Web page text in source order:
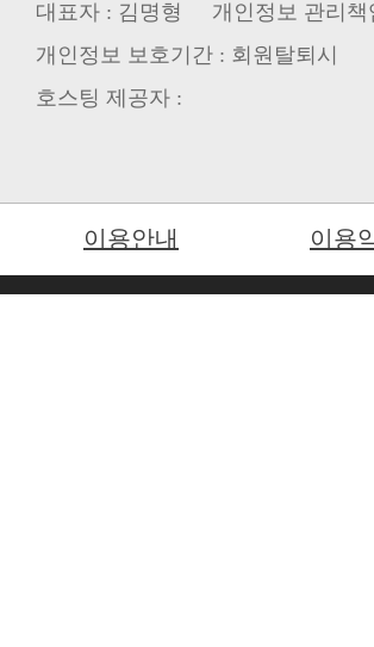
대표자 : 김명형 개인정보 관리책
개인정보 보호기간 : 회원탈퇴시
호스팅 제공자 :
이용안내 이용